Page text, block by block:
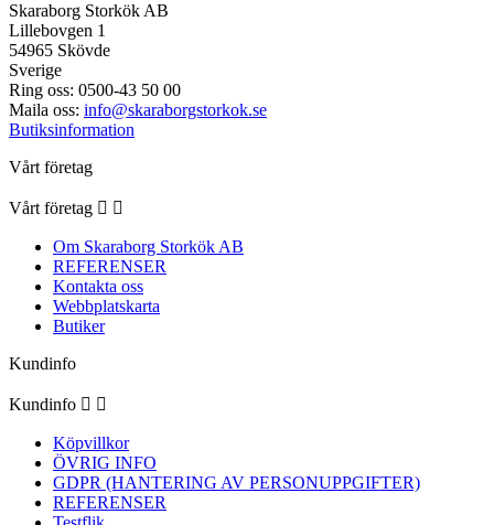
Skaraborg Storkök AB
Lillebovgen 1
54965 Skövde
Sverige
Ring oss: 0500-43 50 00
Maila oss: info@skaraborgstorkok.se
Butiksinformation
Vårt företag
Vårt företag  
Om Skaraborg Storkök AB
REFERENSER
Kontakta oss
Webbplatskarta
Butiker
Kundinfo
Kundinfo  
Köpvillkor
ÖVRIG INFO
GDPR (HANTERING AV PERSONUPPGIFTER)
REFERENSER